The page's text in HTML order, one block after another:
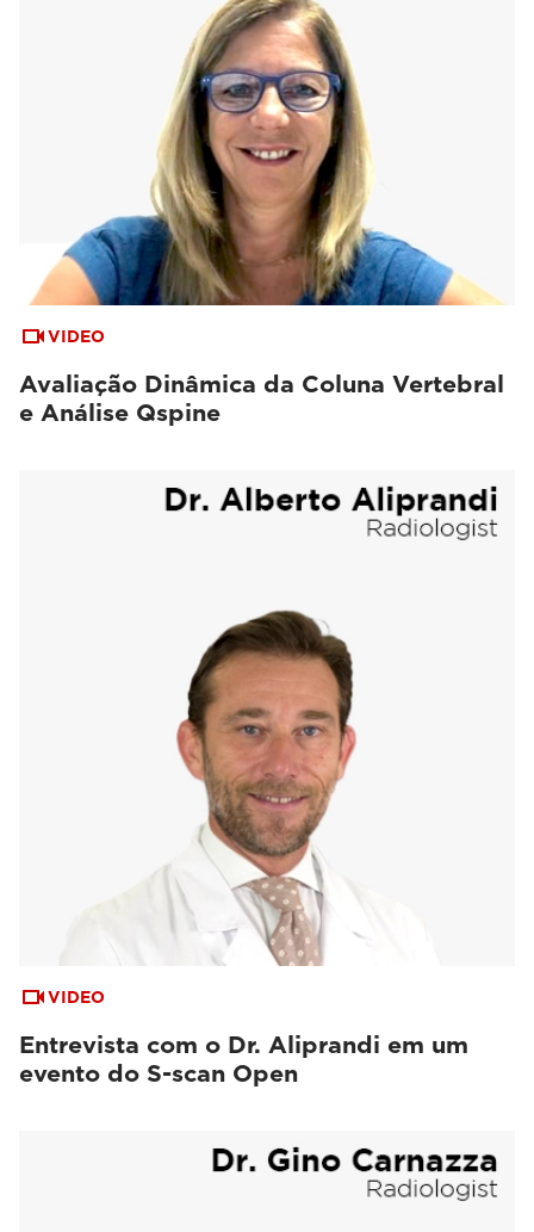
VIDEO
Avaliação Dinâmica da Coluna Vertebral
e Análise Qspine
VIDEO
Entrevista com o Dr. Aliprandi em um
evento do S-scan Open